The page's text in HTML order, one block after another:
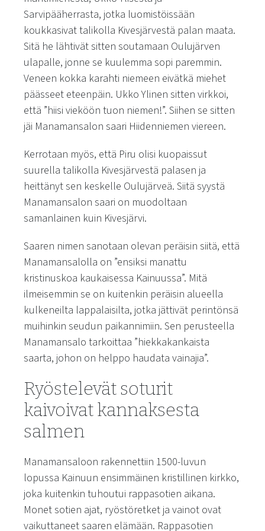
Sarvipääherrasta, jotka luomistöissään
koukkasivat talikolla Kivesjärvestä palan maata.
Sitä he lähtivät sitten soutamaan Oulujärven
ulapalle, jonne se kuulemma sopi paremmin.
Veneen kokka karahti niemeen eivätkä miehet
päässeet eteenpäin. Ukko Ylinen sitten virkkoi,
että ”hiisi vieköön tuon niemen!”. Siihen se sitten
jäi Manamansalon saari Hiidenniemen viereen.
Kerrotaan myös, että Piru olisi kuopaissut
suurella talikolla Kivesjärvestä palasen ja
heittänyt sen keskelle Oulujärveä. Siitä syystä
Manamansalon saari on muodoltaan
samanlainen kuin Kivesjärvi.
Saaren nimen sanotaan olevan peräisin siitä, että
Manamansalolla on ”ensiksi manattu
kristinuskoa kaukaisessa Kainuussa”. Mitä
ilmeisemmin se on kuitenkin peräisin alueella
kulkeneilta lappalaisilta, jotka jättivät perintönsä
muihinkin seudun paikannimiin. Sen perusteella
Manamansalo tarkoittaa ”hiekkakankaista
saarta, johon on helppo haudata vainajia”.
Ryöstelevät soturit
kaivoivat kannaksesta
salmen
Manamansaloon rakennettiin 1500-luvun
lopussa Kainuun ensimmäinen kristillinen kirkko,
joka kuitenkin tuhoutui rappasotien aikana.
Monet sotien ajat, ryöstöretket ja vainot ovat
vaikuttaneet saaren elämään. Rappasotien